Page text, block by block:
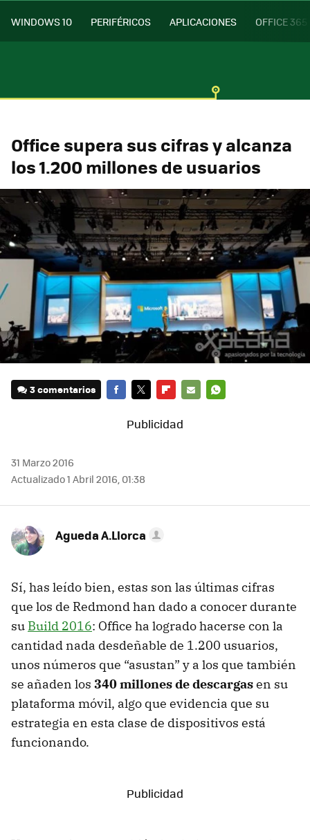
WINDOWS 10 PERIFÉRICOS APLICACIONES OFFICE 365
Office supera sus cifras y alcanza
los 1.200 millones de usuarios
3 comentarios
MAIL
31 Marzo 2016
Actualizado 1 Abril 2016, 01:38
Agueda A.Llorca
Sí, has leído bien, estas son las últimas cifras
que los de Redmond han dado a conocer durante
su Build 2016: Office ha logrado hacerse con la
cantidad nada desdeñable de 1.200 usuarios,
unos números que “asustan” y a los que también
se añaden los 340 millones de descargasen su
plataforma móvil, algo que evidencia que su
estrategia en esta clase de dispositivos está
funcionando.